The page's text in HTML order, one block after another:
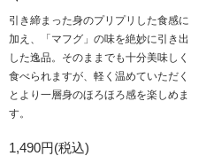
引き締まった身のプリプリした食感に
加え、「マフグ」の味を絶妙に引き出
した逸品。そのままでも十分美味しく
食べられますが、軽く温めていただく
とより一層身のほろほろ感を楽しめま
す。
1,490円(税込)